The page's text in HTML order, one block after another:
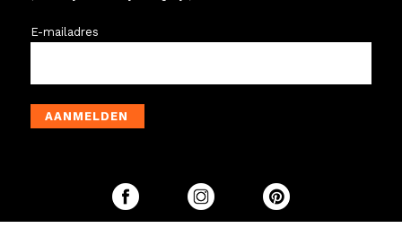
E-mailadres
AANMELDEN